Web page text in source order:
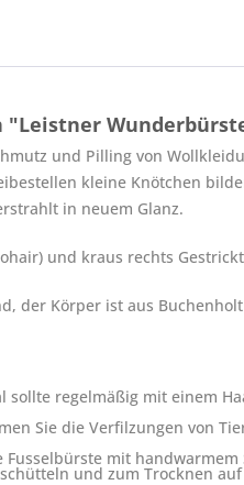
und Pilling von
kleine Knötchen
in neuem Glanz.
und kraus rechts
der Körper ist aus
sollte regelmäßig mit einem
Sie die Verfilzungen von
mit handwarmem
und zum Trocknen